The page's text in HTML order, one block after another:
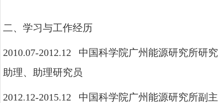
二、学习与工作经历
2010.07-2012.12 中国科学院广州能源研究所研究
助理、助理研究员
2012.12-2015.12 中国科学院广州能源研究所副主